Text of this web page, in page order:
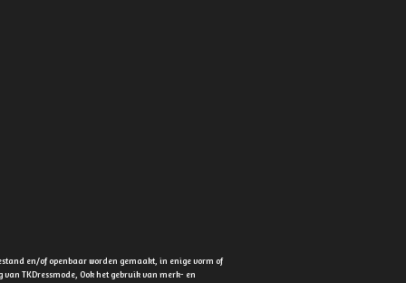
en/of openbaar worden gemaakt, in enige vorm of
TKDressmode, Ook het gebruik van merk- en